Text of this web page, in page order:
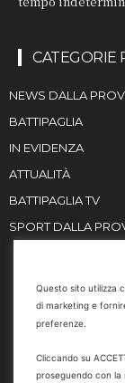
CATEGORIE
NEWS DALLA
BATTIPAGLIA
IN EVIDENZA
ATTUALITÀ
BATTIPAGLIA TV
SPORT DALLA
Email
Questo sito utilizza
di marketing e
preferenze.
Cliccando su
proseguendo con la